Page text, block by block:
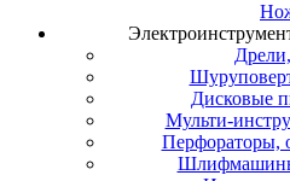
Дисковые
Мульти-
Перфораторы,